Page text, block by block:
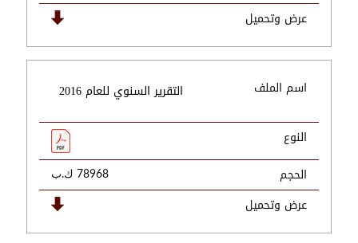
عرض وتحميل
اسم الملف التقرير السنوي للعام 2016
النوع
الحجم
78968 ك.ب
عرض وتحميل